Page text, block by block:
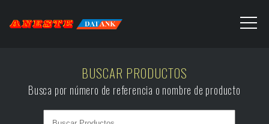
BUSCAR PRODUCTOS
Busca por número de referencia o nombre de producto